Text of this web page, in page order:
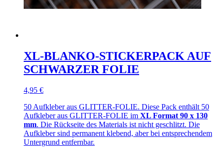
XL-BLANKO-STICKERPACK AUF
SCHWARZER FOLIE
4,95 €
50 Aufkleber aus GLITTER-FOLIE. Diese Pack enthält 50
Aufkleber aus GLITTER-FOLIE im XL Format 90 x 130
mm. Die Rückseite des Materials ist nicht geschlitzt. Die
Aufkleber sind permanent klebend, aber bei entsprechendem
Untergrund entfernbar.